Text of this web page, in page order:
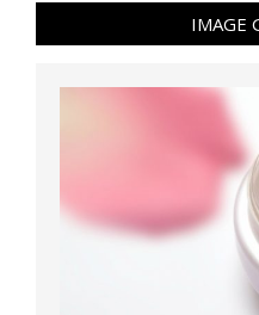
IMAGE